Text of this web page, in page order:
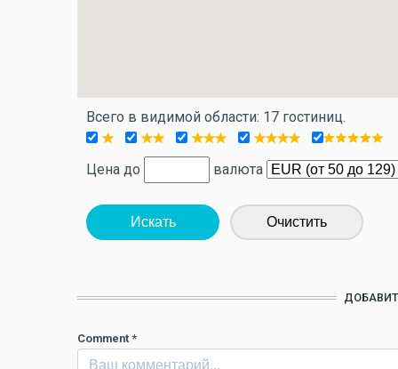
Всего в видимой области: 17 гостиниц.
Цена до валюта
Искать Очистить
Comment *